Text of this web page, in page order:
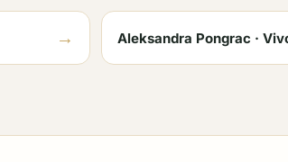
→ Aleksandra Pongrac ·